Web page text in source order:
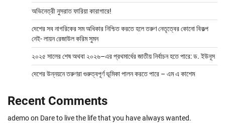
অভিনেত্রী নুসরাত ফারিয়া কারাগারে!
দেশের সব নাগরিকের সম অধিকার নিশ্চিত করতে হলে তরুণ নেতৃত্বের কোনো বিকল্প
নেই- লায়ন রেজাউল করিম সুমন
২০২৫ সালের শেষ অথবা ২০২৬–এর প্রথমার্ধের জাতীয় নির্বাচন হতে পারে: ড. ইউনূস
দেশের উন্নয়নে তরুণরা গুরুত্বপূর্ণ ভূমিকা পালন করতে পারে – এম এ কাশেম
Recent Comments
ademoon Dare to live the life that you have always wanted.